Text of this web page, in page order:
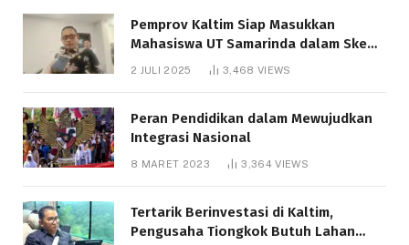
Pemprov Kaltim Siap Masukkan
Mahasiswa UT Samarinda dalam Skema
Bantuan Pendidikan Gratispol
2 JULI 2025 3,468 VIEWS
Peran Pendidikan dalam Mewujudkan
Integrasi Nasional
8 MARET 2023 3,364VIEWS
Tertarik Berinvestasi di Kaltim,
Pengusaha Tiongkok Butuh Lahan